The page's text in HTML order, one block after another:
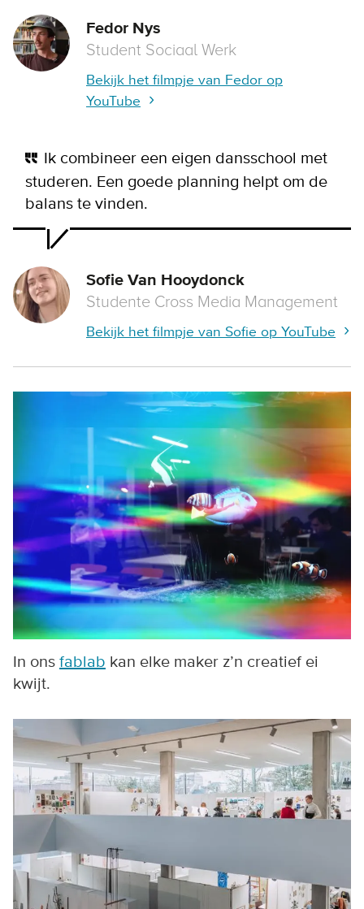
Fedor Nys
Student Sociaal Werk
Bekijk het filmpje van Fedor op
YouTube
Ik combineer een eigen dansschool met
studeren. Een goede planning helpt om de
balans te vinden.
Sofie Van Hooydonck
Studente Cross Media Management
Bekijk het filmpje van Sofie op YouTube
In ons fablab kan elke maker z’n creatief ei
kwijt.